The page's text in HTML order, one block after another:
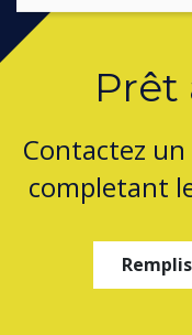
Prêt
Contactez un
completant